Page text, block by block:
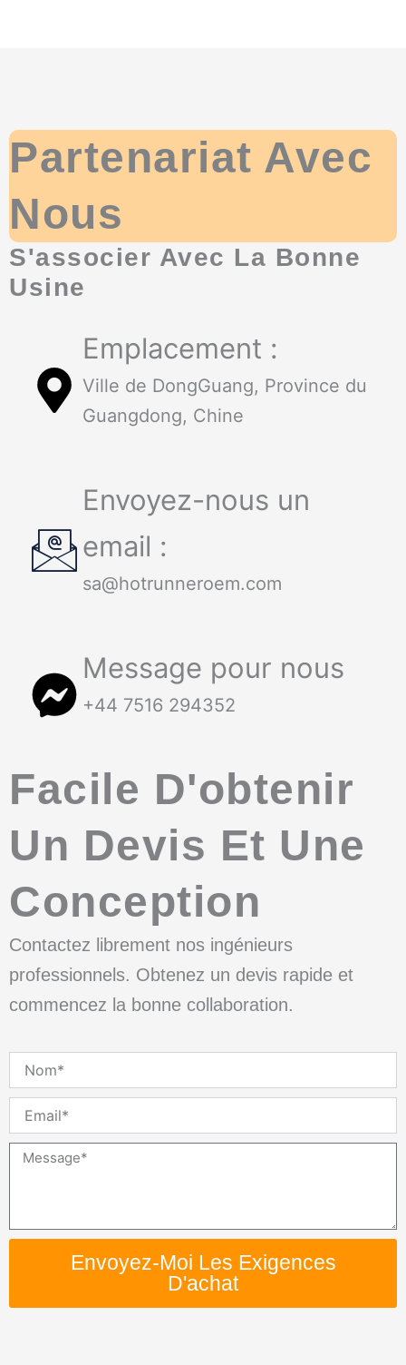
Partenariat Avec
Nous
S'associer Avec La Bonne
Usine
Emplacement :
Ville de DongGuang, Province du
Guangdong, Chine
Envoyez-nous un
email :
sa@hotrunneroem.com
Message pour nous
+44 7516 294352
Facile D'obtenir
Un Devis Et Une
Conception
Contactez librement nos ingénieurs
professionnels. Obtenez un devis rapide et
commencez la bonne collaboration.
Message
Envoyez-Moi Les Exigences
D'achat